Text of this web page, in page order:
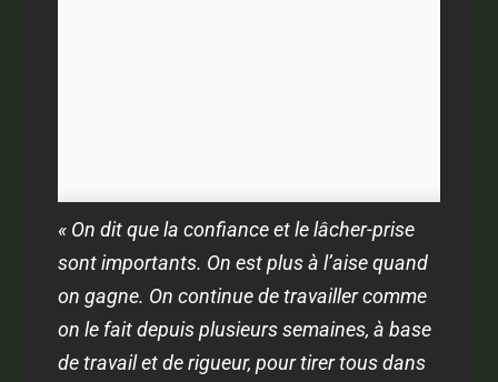
« On dit que la confiance et le lâcher-prise
sont importants. On est plus à l’aise quand
on gagne. On continue de travailler comme
on le fait depuis plusieurs semaines, à base
de travail et de rigueur, pour tirer tous dans